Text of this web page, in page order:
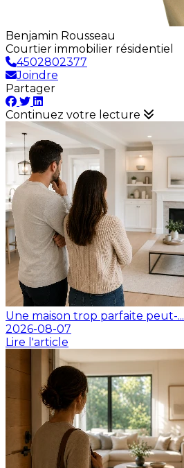
Benjamin Rousseau
Courtier immobilier résidentiel
4502802377
Joindre
Partager
Continuez votre lecture
Une maison trop parfaite peut-...
2026-08-07
Lire l'article